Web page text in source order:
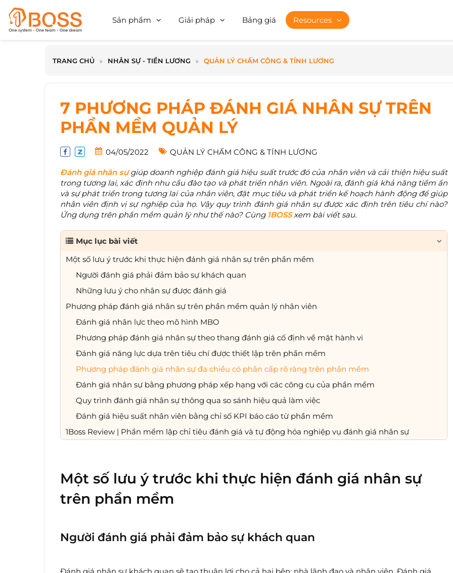
Sản phẩm Giải pháp Bảng giá Resources
TRANG CHỦ NHÂN SỰ - TIỀN LƯƠNG QUẢN LÝ CHẤM CÔNG & TÍNH LƯƠNG
7 PHƯƠNG PHÁP ĐÁNH GIÁ NHÂN SỰ TRÊN
PHẦN MỀM QUẢN LÝ
04/05/2022 QUẢN LÝ CHẤM CÔNG & TÍNH LƯƠNG
Đánh giá nhân sự giúp doanh nghiệp đánh giá hiệu suất trước đó của nhân viên và cải thiện hiệu suất
trong tương lai, xác định nhu cầu đào tạo và phát triển nhân viên. Ngoài ra, đánh giá khả năng tiềm ẩn
và sự phát triển trong tương lai của nhân viên, đặt mục tiêu và phát triển kế hoạch hành động để giúp
nhân viên định vị sự nghiệp của họ. Vậy quy trình đánh giá nhân sự được xác định trên tiêu chí nào?
Ứng dụng trên phần mềm quản lý như thế nào? Cùng 1BOSSxem bài viết sau.
Mục lục bài viết
Một số lưu ý trước khi thực hiện đánh giá nhân sự trên phần mềm
Người đánh giá phải đảm bảo sự khách quan
Những lưu ý cho nhân sự được đánh giá
Phương pháp đánh giá nhân sự trên phần mềm quản lý nhân viên
Đánh giá nhân lực theo mô hình MBO
Phương pháp đánh giá nhân sự theo thang đánh giá cố định về mặt hành vi
Đánh giá năng lực dựa trên tiêu chí được thiết lập trên phần mềm
Phương pháp đánh giá nhân sự đa chiều có phân cấp rõ ràng trên phần mềm
Đánh giá nhân sự bằng phương pháp xếp hạng với các công cụ của phần mềm
Quy trình đánh giá nhân sự thông qua so sánh hiệu quả làm việc
Đánh giá hiệu suất nhân viên bằng chỉ số KPI báo cáo từ phần mềm
1Boss Review | Phần mềm lập chỉ tiêu đánh giá và tự động hóa nghiệp vụ đánh giá nhân sự
Một số lưu ý trước khi thực hiện đánh giá nhân sự
trên phần mềm
Người đánh giá phải đảm bảo sự khách quan